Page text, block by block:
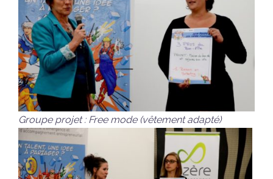
Groupe projet : Free mode (vêtement adapté)